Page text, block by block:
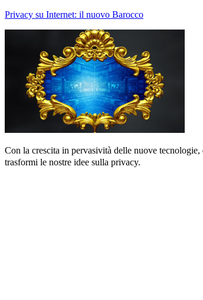
Privacy su Internet: il nuovo Barocco
Con la crescita in pervasività delle nuove
trasformi le nostre idee sulla privacy.